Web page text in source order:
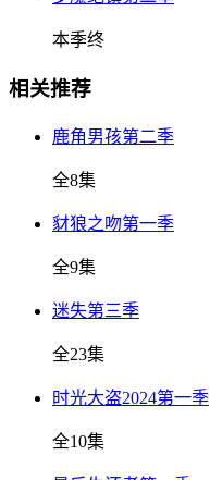
本季终
相关推荐
鹿角男孩第二季
全8集
豺狼之吻第一季
全9集
迷失第三季
全23集
时光大盗2024第一季
全10集